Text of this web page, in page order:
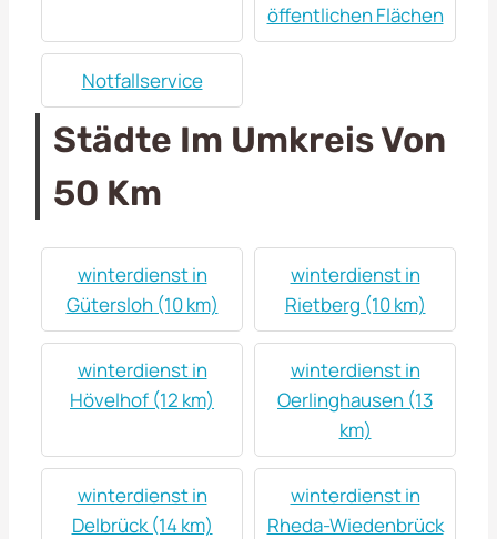
öffentlichen Flächen
Notfallservice
Städte Im Umkreis Von
50 Km
winterdienst in
Gütersloh (10 km)
winterdienst in
Rietberg (10 km)
winterdienst in
Hövelhof (12 km)
winterdienst in
Oerlinghausen (13
km)
winterdienst in
Delbrück (14 km)
winterdienst in
Rheda-Wiedenbrück